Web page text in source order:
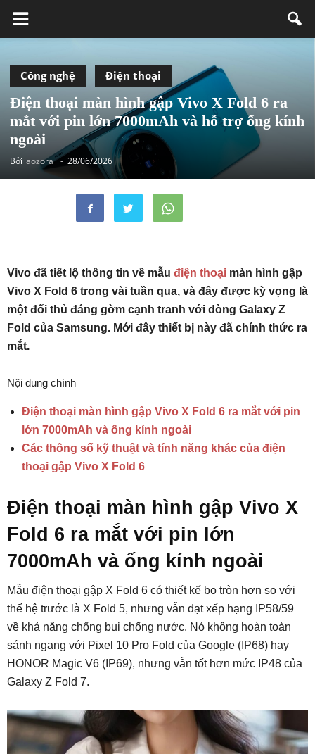
Công nghệ Điện thoại
Điện thoại màn hình gập Vivo X Fold 6 ra
mắt với pin lớn 7000mAh và hỗ trợ ống kính
ngoài
Bởi aozora - 28/06/2026
Vivo đã tiết lộ thông tin về mẫu điện thoại màn hình gập
Vivo X Fold 6 trong vài tuần qua, và đây được kỳ vọng là
một đối thủ đáng gờm cạnh tranh với dòng Galaxy Z
Fold của Samsung. Mới đây thiết bị này đã chính thức ra
mắt.
Nội dung chính
Điện thoại màn hình gập Vivo X Fold 6 ra mắt với pin
lớn 7000mAh và ống kính ngoài
Các thông số kỹ thuật và tính năng khác của điện
thoại gập Vivo X Fold 6
Điện thoại màn hình gập Vivo X
Fold 6 ra mắt với pin lớn
7000mAh và ống kính ngoài
Mẫu điện thoại gập X Fold 6 có thiết kế bo tròn hơn so với
thế hệ trước là X Fold 5, nhưng vẫn đạt xếp hạng IP58/59
về khả năng chống bụi chống nước. Nó không hoàn toàn
sánh ngang với Pixel 10 Pro Fold của Google (IP68) hay
HONOR Magic V6 (IP69), nhưng vẫn tốt hơn mức IP48 của
Galaxy Z Fold 7.